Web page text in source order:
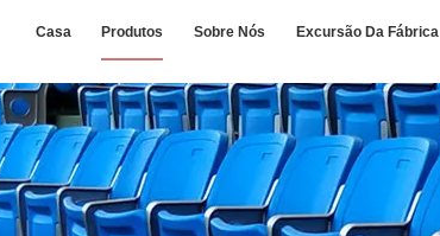
Casa Produtos Sobre Nós Excursão Da Fábrica